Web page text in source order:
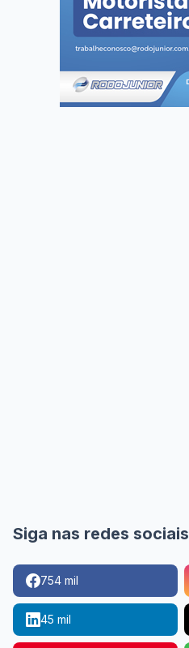
Siga nas redes sociais
754 mil
45 mil